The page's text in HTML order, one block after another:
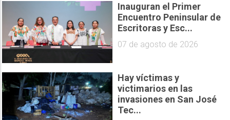
Inauguran el Primer
Encuentro Peninsular de
Escritoras y Esc...
07 de agosto de 2026
Hay víctimas y
victimarios en las
invasiones en San José
Tec...